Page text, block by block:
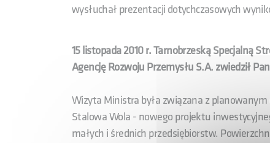
wysłuchał prezentacji dotychczasowych
15 listopada 2010 r. Tarnobrzeską Specjalną
Agencję Rozwoju Przemysłu S.A. zwiedził
Wizyta Ministra była związana z
Stalowa Wola - nowego projektu
małych i średnich przedsiębiorstw.